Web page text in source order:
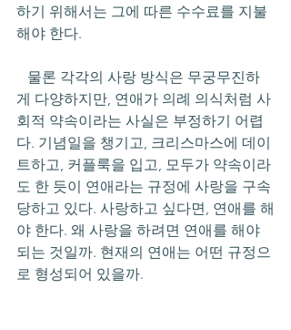
하기 위해서는 그에 따른 수수료를 지불
해야 한다.
게 다양하지만, 연애가 의례 의식처럼 사
회적 약속이라는 사실은 부정하기 어렵
다. 기념일을 챙기고, 크리스마스에 데이
트하고, 커플룩을 입고, 모두가 약속이라
도 한 듯이 연애라는 규정에 사랑을 구속
당하고 있다. 사랑하고 싶다면, 연애를 해
야 한다. 왜 사랑을 하려면 연애를 해야
되는 것일까. 현재의 연애는 어떤 규정으
로 형성되어 있을까.